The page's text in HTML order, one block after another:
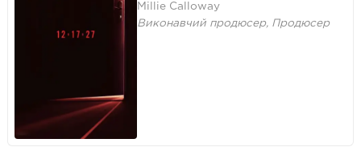
Millie Calloway
Виконавчий продюсер, Продюсер